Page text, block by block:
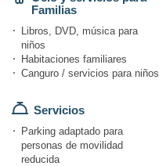
Familias
Libros, DVD, música para
niños
Habitaciones familiares
Canguro / servicios para niños
Servicios
Parking adaptado para
personas de movilidad
reducida